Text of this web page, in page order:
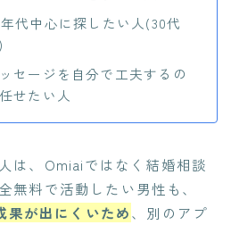
代中心に探したい人(30代
セージを自分で工夫するの
せたい人
は、Omiaiではなく結婚相談
無料で活動したい男性も、
果が出にくいため、別のアプ